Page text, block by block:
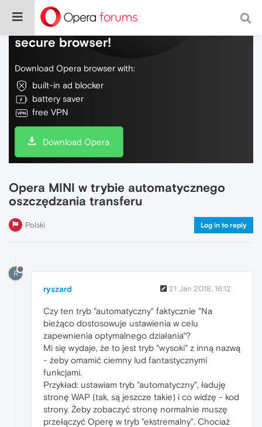
Do more on the web, with a fast and
secure browser!
Download Opera browser with:
built-in ad blocker
battery saver
free VPN
Download Opera
Opera MINI w trybie automatycznego
oszczędzania transferu
Polski Log in to reply
R
ryszard 21 Jan 2018, 16:12
Czy ten tryb "automatyczny" faktycznie "Na
bieżąco dostosowuje ustawienia w celu
zapewnienia optymalnego działania"?
Mi się wydaje, że to jest tryb "wysoki" z inną nazwą
- żeby omamić ciemny lud fantastycznymi
funkcjami.
Przykład: ustawiam tryb "automatyczny", ładuję
stronę WAP (tak, są jeszcze takie) i co widzę - kod
strony. Żeby zobaczyć stronę normalnie muszę
przełączyć Operę w tryb "ekstremalny". Chociaż